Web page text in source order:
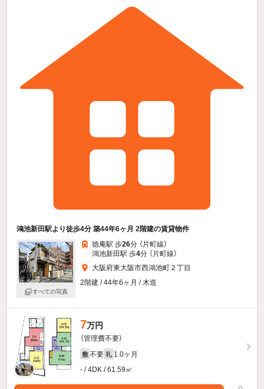
鴻池新田駅より徒歩4分 築44年6ヶ月 2階建の賃貸物件
すべての写真
徳庵駅 歩26分 （片町線）
鴻池新田駅 歩4分 （片町線）
大阪府東大阪市西鴻池町２丁目
2階建 / 44年6ヶ月 / 木造
7万円
（管理費不要）
敷 不要 礼 1.0ヶ月
- / 4DK / 61.59㎡